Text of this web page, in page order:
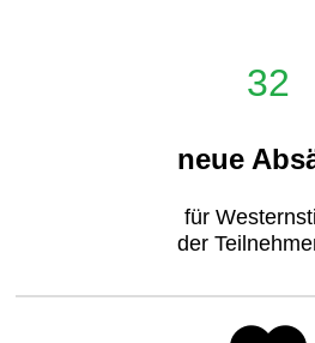
32
neue
für
der